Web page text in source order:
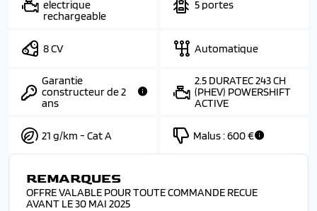
electrique
rechargeable
5 portes
8 CV Automatique
Garantie
constructeur de 2
ans
2.5 DURATEC 243 CH
(PHEV) POWERSHIFT
ACTIVE
21 g/km - Cat A Malus :600 €
REMARQUES
OFFRE VALABLE POUR TOUTE COMMANDE RECUE
AVANT LE 30 MAI 2025